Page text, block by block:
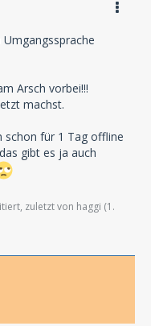
Arsch vorbei!!!
machst.
schon für 1 Tag offline
gibt es ja auch
zuletzt von haggi (1.